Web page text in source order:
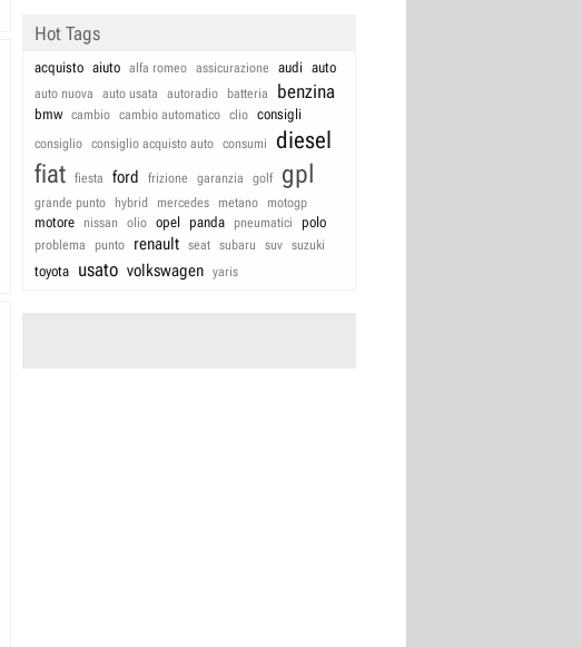
Hot Tags
acquisto aiuto alfa romeo assicurazione audi auto
auto nuova auto usata autoradio batteria benzina
bmw cambio cambio automatico clio consigli
consiglio consiglio acquisto auto consumi diesel
fiat fiesta ford frizione garanzia golf gpl
grande punto hybrid mercedes metano motogp
motore nissan olio opel panda pneumatici polo
problema punto renault seat subaru suv suzuki
toyota usato volkswagen yaris